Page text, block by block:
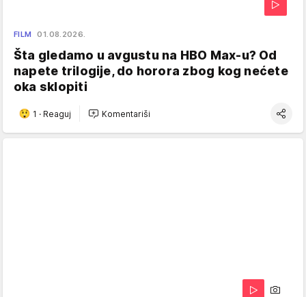
FILM 01.08.2026.
Šta gledamo u avgustu na HBO Max-u? Od
napete trilogije, do horora zbog kog nećete
oka sklopiti
1 · Reaguj Komentariši